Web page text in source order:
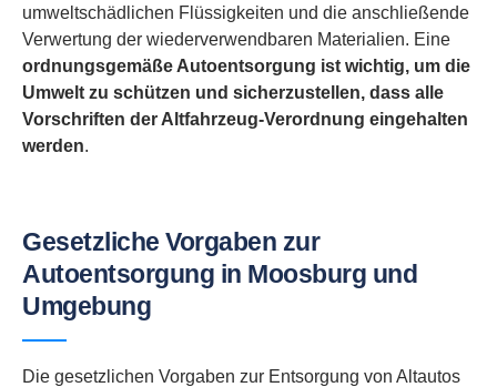
umweltschädlichen Flüssigkeiten und die anschließende
Verwertung der wiederverwendbaren Materialien. Eine
ordnungsgemäße Autoentsorgung ist wichtig, um die
Umwelt zu schützen und sicherzustellen, dass alle
Vorschriften der Altfahrzeug-Verordnung eingehalten
werden.
Gesetzliche Vorgaben zur
Autoentsorgung in Moosburg und
Umgebung
Die gesetzlichen Vorgaben zur Entsorgung von Altautos